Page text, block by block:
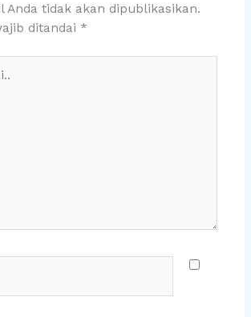
Anda tidak akan dipublikasikan.
ditandai *